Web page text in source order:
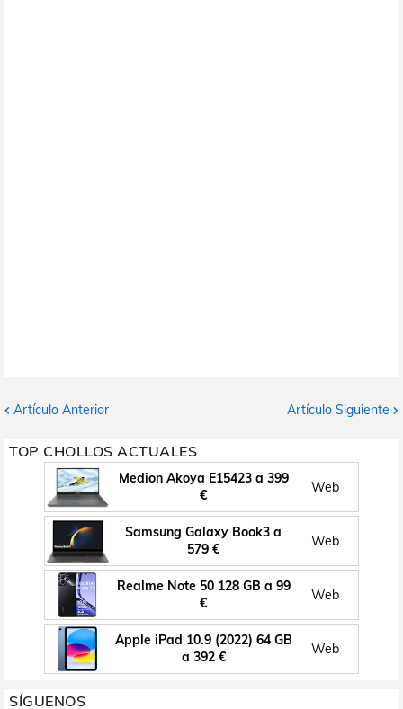
Artículo Anterior Artículo Siguiente
TOP CHOLLOS ACTUALES
Medion Akoya E15423 a 399
€
Web
Samsung Galaxy Book3 a
579 €
Web
Realme Note 50 128 GB a 99
€
Web
Apple iPad 10.9 (2022) 64 GB
a 392 €
Web
SÍGUENOS